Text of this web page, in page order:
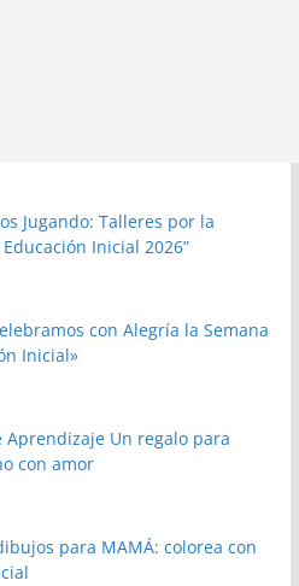
Jugando: Talleres por la
Inicial 2026”
con Alegría la Semana
Inicial»
Aprendizaje Un regalo para
con amor
para MAMÁ: colorea con